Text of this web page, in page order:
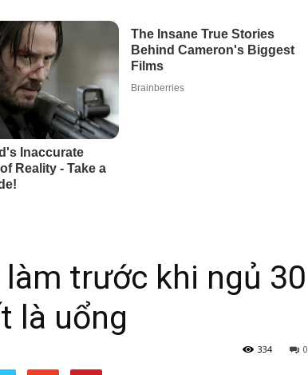
trước khi ngủ 30
là uổng
0
334